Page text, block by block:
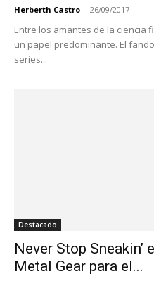
Herberth Castro - 26/09/2017
Entre los amantes de la ciencia
un papel predominante. El
series...
Destacado
Never Stop Sneakin’
Metal Gear para el...